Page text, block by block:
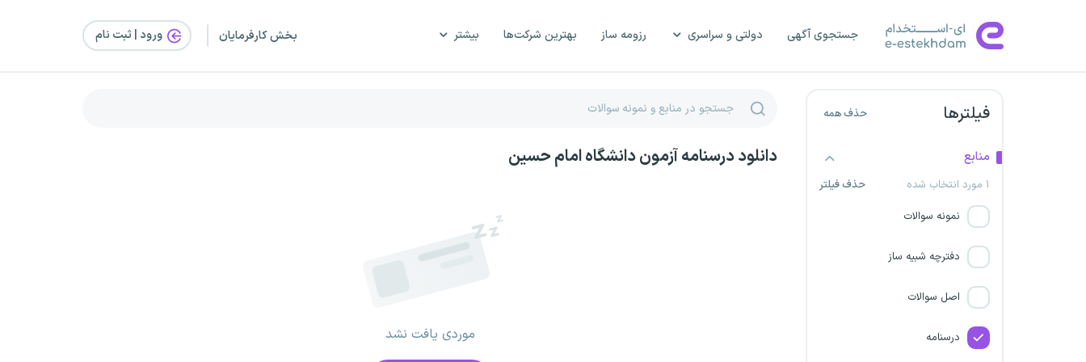
جستجوی آگهی دولتی و سراسری رزومه ساز بهترین شرکت‌ها بیشتر بخش کارفرمایان ورود | ثبت‌ نام
فیلترها حذف همه
منابع
۱ مورد انتخاب شده
حذف فیلتر
نمونه سوالات
دفترچه شبیه ساز
اصل سوالات
درسنامه
جذب هیات علمی
سیمان خزر
نیروگاه سیکل ترکیبی شهید کاوه
موسسه ستاره مهر صبا
شرکت برق منطقه ای تهران
دانلود درسنامه آزمون دانشگاه امام حسین
موردی یافت نشد